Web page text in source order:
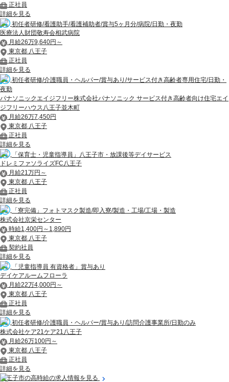
正社員
詳細を見る
初任者研修/看護助手/看護補助者/賞与5ヶ月分/病院/日勤・夜勤
医療法人財団敬寿会相武病院
月給26万9,640円～
東京都 八王子
正社員
詳細を見る
初任者研修/介護職員・ヘルパー/賞与あり/サービス付き高齢者専用住宅/日勤・
夜勤
パナソニックエイジフリー株式会社パナソニック サービス付き高齢者向け住宅エイ
ジフリーハウス八王子並木町
月給26万7,450円
東京都 八王子
正社員
詳細を見る
「保育士・児童指導員」八王子市・放課後等デイサービス
ドレミファソライズFC八王子
月給21万円～
東京都 八王子
正社員
詳細を見る
「寮完備」フォトマスク製造/即入寮/製造・工場/工場・製造
株式会社京栄センター
時給1,400円～1,890円
東京都 八王子
契約社員
詳細を見る
「児童指導員 有資格者」賞与あり
デイケアルームフローラ
月給22万4,000円～
東京都 八王子
正社員
詳細を見る
初任者研修/介護職員・ヘルパー/賞与あり/訪問介護事業所/日勤のみ
株式会社ケア21ケア21八王子
月給26万100円～
東京都 八王子
正社員
詳細を見る
八王子市の高時給の求人情報を見る